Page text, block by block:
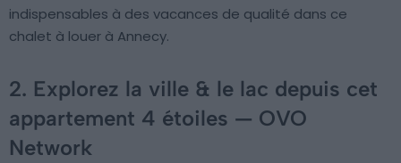
indispensables à des vacances de qualité dans ce
chalet à louer à Annecy.
2. Explorez la ville & le lac depuis cet
appartement 4 étoiles — OVO
Network